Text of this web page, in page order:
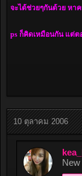
จะได้ช่วยๆกันด้วย หา
ps ก็คิดเหมือนกัน แต่ต
10 ตุลาคม 2006